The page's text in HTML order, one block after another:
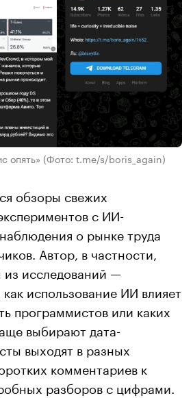
опять» (Фото: t.me/s/boris_again)
обзоры свежих
с ИИ-
о рынке труда
Автор, в частности,
из исследований —
использование ИИ влияет
программистов или каких
выбирают дата-
выходят в разных
комментариев к
разборов с цифрами.